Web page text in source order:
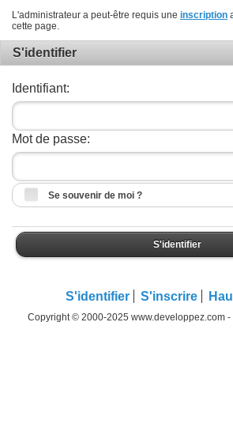
L'administrateur a peut-être requis une inscription
cette page.
S'identifier
Identifiant:
Mot de passe:
Se souvenir de moi ?
S'identifier
S'identifier S'inscrire
Copyright © 2000-2025 www.developpez.com -